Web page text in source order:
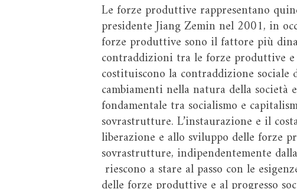
Le forze produttive rappresentano
presidente Jiang Zemin nel 2001, in
forze produttive sono il fattore più
contraddizioni tra le forze produttive
costituiscono la contraddizione
cambiamenti nella natura della
fondamentale tra socialismo e
sovrastrutture. L’instaurazione e il
liberazione e allo sviluppo delle forze
sovrastrutture, indipendentemente
riescono a stare al passo con le